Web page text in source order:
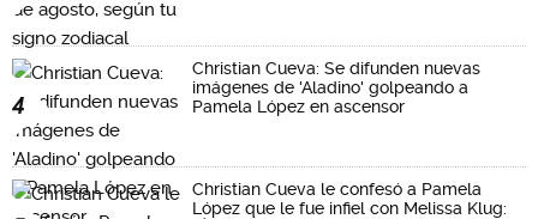
4
Christian Cueva: Se difunden nuevas
imágenes de 'Aladino' golpeando a
Pamela López en ascensor
Christian Cueva le confesó a Pamela
López que le fue infiel con Melissa Klug: